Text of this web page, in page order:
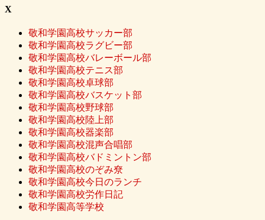
X
敬和学園高校サッカー部
敬和学園高校ラグビー部
敬和学園高校バレーボール部
敬和学園高校テニス部
敬和学園高校卓球部
敬和学園高校バスケット部
敬和学園高校野球部
敬和学園高校陸上部
敬和学園高校器楽部
敬和学園高校混声合唱部
敬和学園高校バドミントン部
敬和学園高校のぞみ尞
敬和学園高校今日のランチ
敬和学園高校労作日記
敬和学園高等学校